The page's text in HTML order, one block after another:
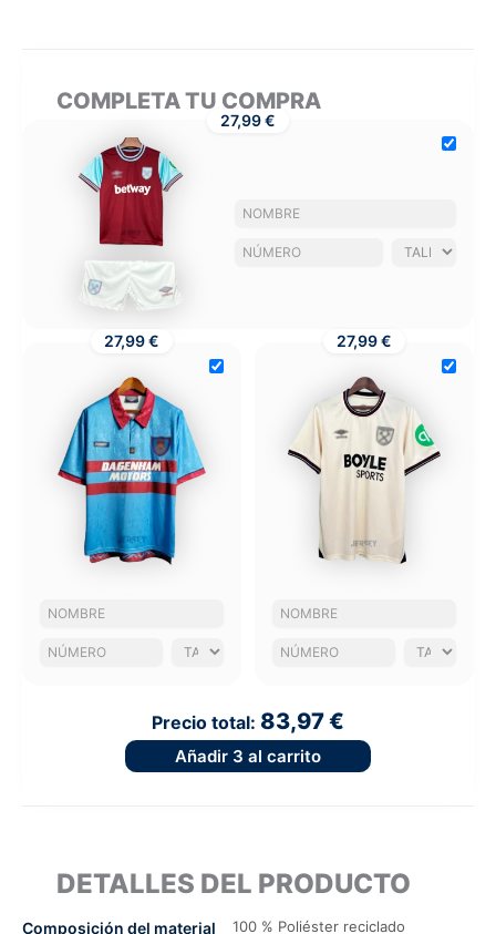
COMPLETA TU COMPRA
27,99 €
27,99 € 27,99 €
Precio total: 83,97 €
Añadir 3 al carrito
DETALLES DEL PRODUCTO
Composición del material 100 % Poliéster reciclado